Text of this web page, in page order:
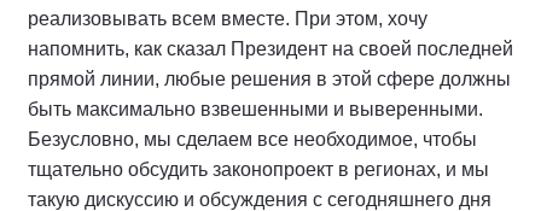
реализовывать всем вместе. При этом, хочу
напомнить, как сказал Президент на своей последней
прямой линии, любые решения в этой сфере должны
быть максимально взвешенными и выверенными.
Безусловно, мы сделаем все необходимое, чтобы
тщательно обсудить законопроект в регионах, и мы
такую дискуссию и обсуждения с сегодняшнего дня